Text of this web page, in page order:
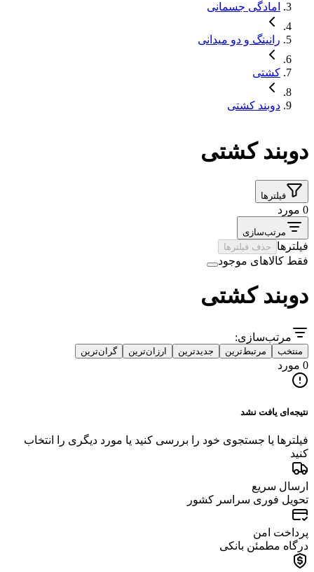
امادگی جسمانی
رانینگ و دو میدانی
کشتی
دوبند کشتی
دوبند کشتی
فیلترها
0 مورد
مرتب‌سازی
فیلترها حذف فیلترها
فقط کالاهای موجود
دوبند کشتی
مرتب‌سازی:
منتخب مرتبط‌ترین جدیدترین ارزان‌ترین گران‌ترین
0 مورد
نتیجه‌ای یافت نشد
فیلترها یا جستجوی خود را بررسی کنید یا مورد دیگری را انتخاب
کنید
ارسال سریع
تحویل فوری سراسر کشور
پرداخت امن
درگاه مطمئن بانکی